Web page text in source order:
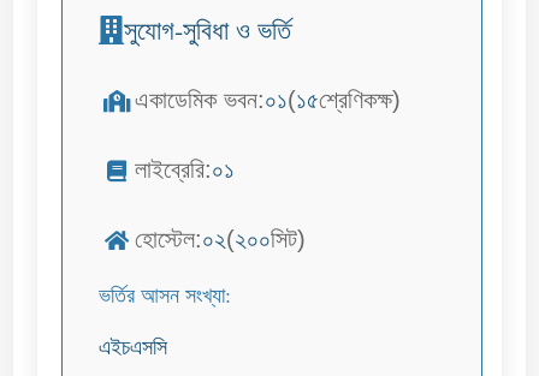
সুযোগ-সুবিধা ও ভর্তি
একাডেমিক ভবন:০১(১৫শ্রেণিকক্ষ)
লাইব্রেরি:০১
হোস্টেল:০২(২০০সিট)
ভর্তির আসন সংখ্যা:
এইচএসসি